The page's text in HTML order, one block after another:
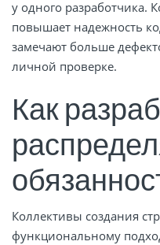
у одного разработчика.
повышает надежность
замечают больше
личной проверке.
Как
Коллективы создания
функциональному